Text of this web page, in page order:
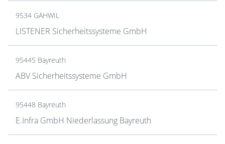
9534 GÄHWIL
LISTENER Sicherheitssysteme GmbH
95445 Bayreuth
ABV Sicherheitssysteme GmbH
95448 Bayreuth
E.Infra GmbH Niederlassung Bayreuth